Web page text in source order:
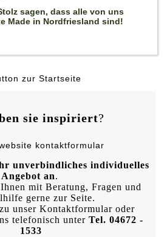
sagen, dass alle von uns
Made in Nordfriesland sind!
sie inspiriert?
unverbindliches individuelles
Angebot an.
mit Beratung, Fragen und
gerne zur Seite.
unser Kontaktformular oder
telefonisch unter Tel. 04672 -
1533